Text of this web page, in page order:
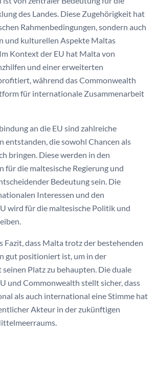
des Landes. Diese Zugehörigkeit hat
Rahmenbedingungen, sondern auch
und kulturellen Aspekte Maltas
Kontext der EU hat Malta von
und einer erweiterten
während das Commonwealth
für internationale Zusammenarbeit
an die EU sind zahlreiche
entstanden, die sowohl Chancen als
bringen. Diese werden in den
für die maltesische Regierung und
Bedeutung sein. Die
Interessen und den
wird für die maltesische Politik und
Fazit, dass Malta trotz der bestehenden
gut positioniert ist, um in der
Platz zu behaupten. Die duale
und Commonwealth stellt sicher, dass
als auch international eine Stimme hat
Akteur in der zukünftigen